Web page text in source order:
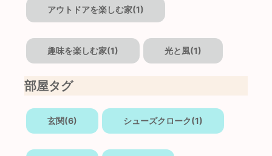
アウトドアを楽しむ家(1)
趣味を楽しむ家(1) 光と風(1)
部屋タグ
玄関(6) シューズクローク(1)